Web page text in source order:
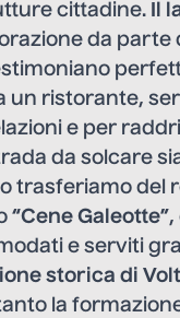
cittadine.
Il
da parte
un ristorante,
e per
da solcare
trasferiamo del
“Cene Galeotte”,
e serviti
storica di
la